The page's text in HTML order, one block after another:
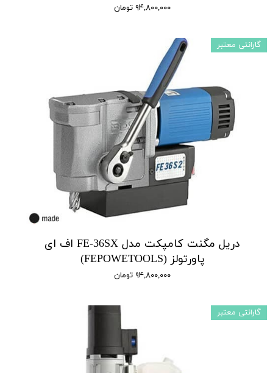
۹۴,۸۰۰,۰۰۰ تومان
دریل مگنت کامپکت مدل FE-36SX اف ای
پاورتولز (FEPOWETOOLS)
۹۴,۸۰۰,۰۰۰ تومان
گارانتی معتبر
گارانتی معتبر